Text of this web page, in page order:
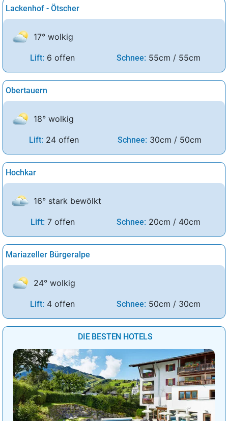
Lackenhof - Ötscher
17° wolkig
Lift: 6 offen Schnee: 55cm / 55cm
Obertauern
18° wolkig
Lift: 24 offen Schnee: 30cm / 50cm
Hochkar
16° stark bewölkt
Lift: 7 offen Schnee: 20cm / 40cm
Mariazeller Bürgeralpe
24° wolkig
Lift: 4 offen Schnee: 50cm / 30cm
DIE BESTEN HOTELS